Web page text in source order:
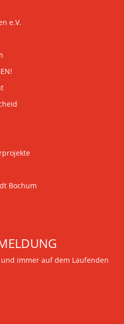
e.V.
Bochum
immer auf dem Laufenden